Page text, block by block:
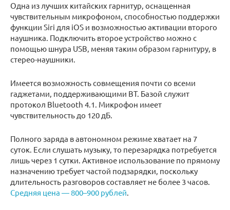
Одна из лучших китайских гарнитур, оснащенная
чувствительным микрофоном, способностью поддержки
функции Siri для iOS и возможностью активации второго
наушника. Подключить второе устройство можно с
помощью шнура USB, меняя таким образом гарнитуру, в
стерео-наушники.
Имеется возможность совмещения почти со всеми
гаджетами, поддерживающими BT. Базой служит
протокол Bluetooth 4.1. Микрофон имеет
чувствительность до 120 дБ.
Полного заряда в автономном режиме хватает на 7
суток. Если слушать музыку, то перезарядка потребуется
лишь через 1 сутки. Активное использование по прямому
назначению требует частой подзарядки, поскольку
длительность разговоров составляет не более 3 часов.
Средняя цена — 800–900 рублей.